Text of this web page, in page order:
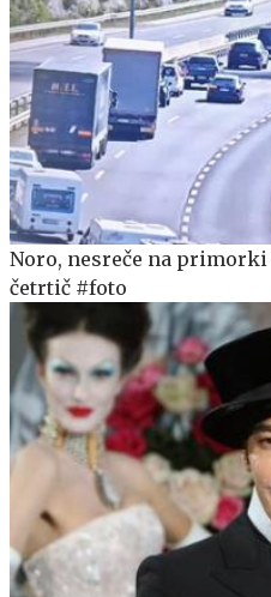
Noro, nesreče na
četrtič #foto